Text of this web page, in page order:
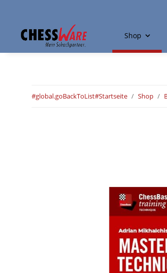
Shop
#global.goBackToList#Startseite Shop